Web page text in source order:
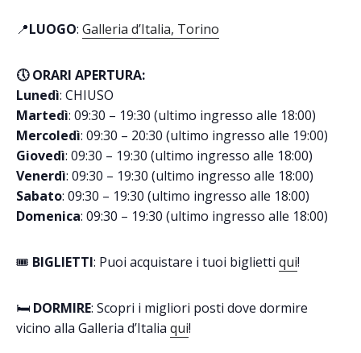
📍LUOGO: Galleria d’Italia, Torino
🕔 ORARI APERTURA:
Lunedì: CHIUSO
Martedì: 09:30 – 19:30 (ultimo ingresso alle 18:00)
Mercoledì: 09:30 – 20:30 (ultimo ingresso alle 19:00)
Giovedì: 09:30 – 19:30 (ultimo ingresso alle 18:00)
Venerdì: 09:30 – 19:30 (ultimo ingresso alle 18:00)
Sabato: 09:30 – 19:30 (ultimo ingresso alle 18:00)
Domenica: 09:30 – 19:30 (ultimo ingresso alle 18:00)
🎟️ BIGLIETTI: Puoi acquistare i tuoi biglietti qui!
🛏️ DORMIRE: Scopri i migliori posti dove dormire
vicino alla Galleria d’Italia qui!